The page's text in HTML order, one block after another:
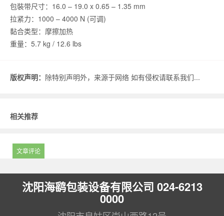
包裝带尺寸：16.0 – 19.0 x 0.65 – 1.35 mm
拉紧力：1000 – 4000 N (可调)
黏合类型：摩擦加热
重量：5.7 kg / 12.6 lbs
版权声明： 除特别声明外，来源于网络 如有侵权请联系我们...
相关推荐
文章评论
沈阳海鹞包装设备有限公司 024-6213
0000